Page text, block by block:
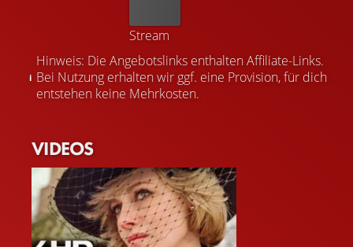
Stream
Hinweis: Die Angebotslinks enthalten Affiliate-Links.
Bei Nutzung erhalten wir ggf. eine Provision, für dich
entstehen keine Mehrkosten.
VIDEOS